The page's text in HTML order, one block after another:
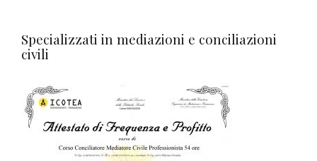
Specializzati in mediazioni e conciliazioni
civili